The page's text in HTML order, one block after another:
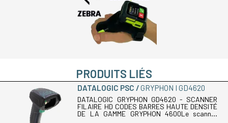
PRODUITS LIÉS
DATALOGIC PSC GRYPHON I GD4620
DATALOGIC GRYPHON GD4620 - SCANNER
FILAIRE HD CODES BARRES HAUTE DENSITÉ
DE LA GAMME GRYPHON 4600Le scanner